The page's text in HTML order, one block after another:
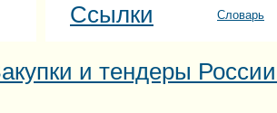
Ссылки Словарь
и тендеры